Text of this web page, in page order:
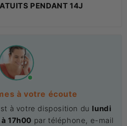
PENDANT 14J
à votre écoute
à votre disposition du lundi
17h00 par téléphone, e-mail